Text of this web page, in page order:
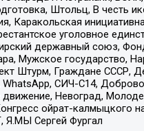
Штольц, В честь
уголовное
державный союз,
Мужское государство,
Штурм, Граждане СССР,
СИЧ-С14,
движение, Невоград,
ойрат-калмыцкого
Я.МЫ Сергей Фургал